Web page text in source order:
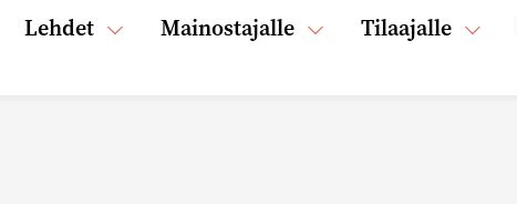
Lehdet Mainostajalle Tilaajalle